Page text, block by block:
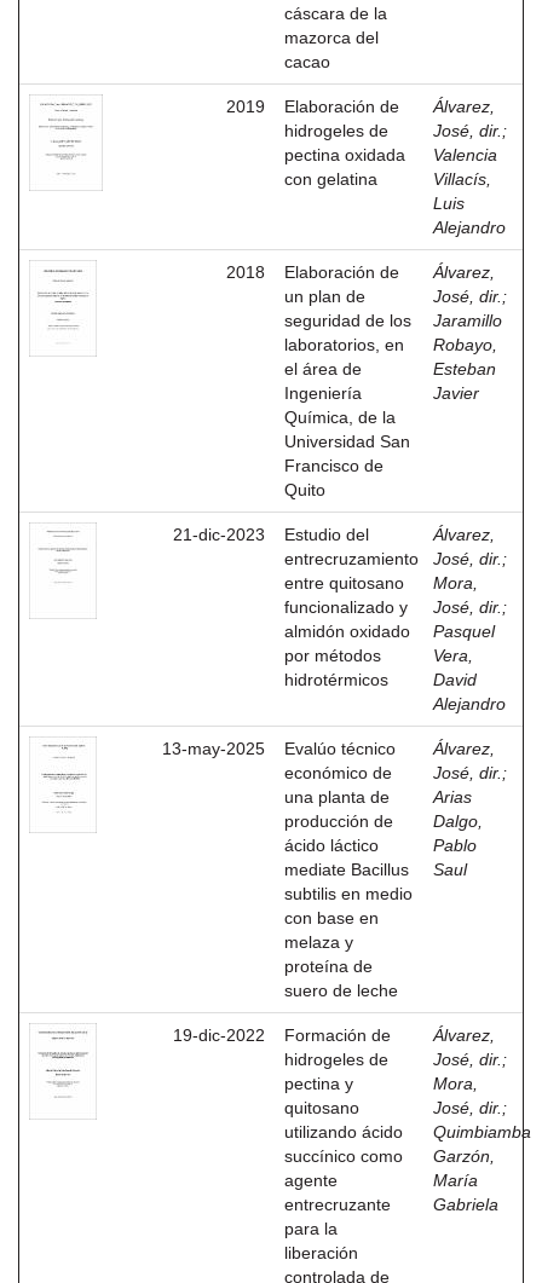
cáscara de la
mazorca del
cacao
2019
Elaboración de
hidrogeles de
pectina oxidada
con gelatina
Álvarez,
José, dir. ;
Valencia
Villacís,
Luis
Alejandro
2018
Elaboración de
un plan de
seguridad de los
laboratorios, en
el área de
Ingeniería
Química, de la
Universidad San
Francisco de
Quito
Álvarez,
José, dir. ;
Jaramillo
Robayo,
Esteban
Javier
21-dic-2023
Estudio del
entrecruzamiento
entre quitosano
funcionalizado y
almidón oxidado
por métodos
hidrotérmicos
Álvarez,
José, dir. ;
Mora,
José, dir. ;
Pasquel
Vera,
David
Alejandro
13-may-2025
Evalúo técnico
económico de
una planta de
producción de
ácido láctico
mediate Bacillus
subtilis en medio
con base en
melaza y
proteína de
suero de leche
Álvarez,
José, dir. ;
Arias
Dalgo,
Pablo
Saul
19-dic-2022
Formación de
hidrogeles de
pectina y
quitosano
utilizando ácido
succínico como
agente
entrecruzante
para la
liberación
controlada de
Álvarez,
José, dir. ;
Mora,
José, dir. ;
Quimbiamba
Garzón,
María
Gabriela